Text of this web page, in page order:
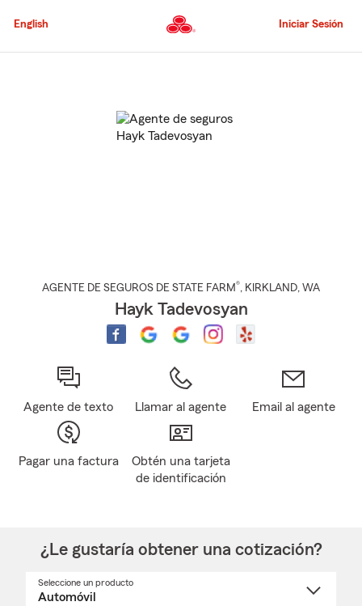
al
principal
English Iniciar Sesión
AGENTE DE SEGUROS DE STATE FARM®, KIRKLAND, WA
Hayk Tadevosyan
Agente de texto Llamar al agente Email al agente
Pagar una factura
Obtén una tarjeta
de identificación
¿Le gustaría obtener una cotización?
Seleccione un producto